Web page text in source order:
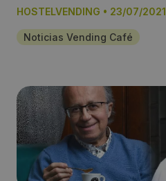
HOSTELVENDING • 23/07/2021
Noticias Vending Café